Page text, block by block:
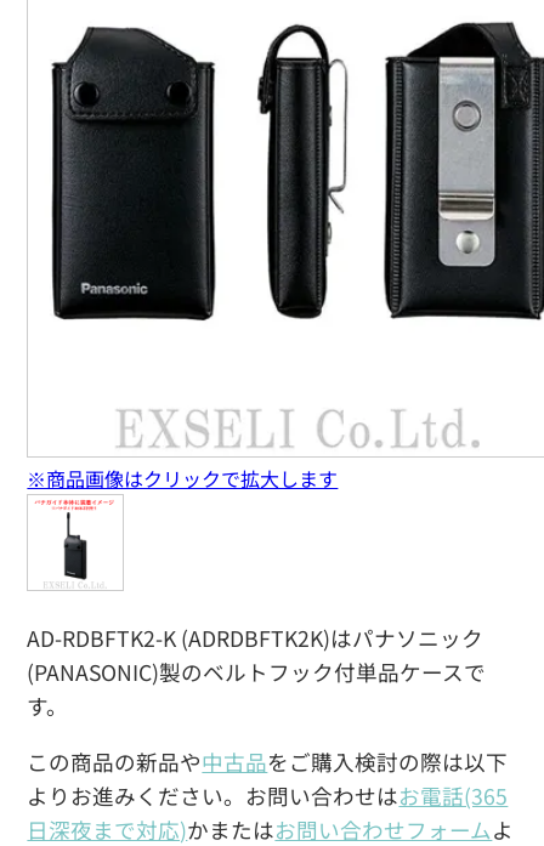
AD-RDBFTK2-K (ADRDBFTK2K)はパナソニック
(PANASONIC)製のベルトフック付単品ケースで
す。
この商品の新品や中古品をご購入検討の際は以下
よりお進みください。お問い合わせはお電話(365
日深夜まで対応)かまたはお問い合わせフォームよ
※商品画像はクリックで拡大します